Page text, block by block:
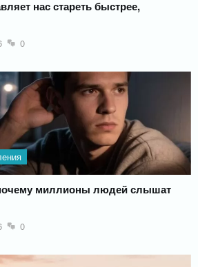
нас стареть быстрее,
0
миллионы людей слышат
0